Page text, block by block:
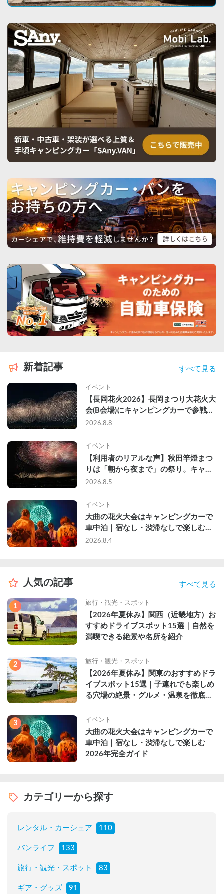
新着記事 すべて見る
イベント
【長岡花火2026】長岡まつり大花火大
会(B会場)にキャンピングカーで参戦し
て、長岡駅前で車中泊してきた
2026.8.8
イベント
【利用者のリアルな声】秋田竿燈まつ
りは「朝から夜まで」の祭り。キャン
ピングカーで行った2組の記録
2026.8.5
イベント
大曲の花火大会はキャンピングカーで
車中泊｜宿なし・渋滞なしで楽しむ
2026年完全ガイド
2026.8.4
人気の記事 すべて見る
1 旅行・観光・スポット
【2026年夏休み】関西（近畿地方）お
すすめドライブスポット15選｜自然を
満喫できる絶景や名所を紹介
2 旅行・観光・スポット
【2026年夏休み】関東のおすすめドラ
イブスポット15選｜子連れでも楽しめ
る穴場の絶景・グルメ・温泉を徹底解
3 イベント
大曲の花火大会はキャンピングカーで
車中泊｜宿なし・渋滞なしで楽しむ
2026年完全ガイド
カテゴリーから探す
レンタル・カーシェア 110
バンライフ 133
旅行・観光・スポット 83
ギア・グッズ 91